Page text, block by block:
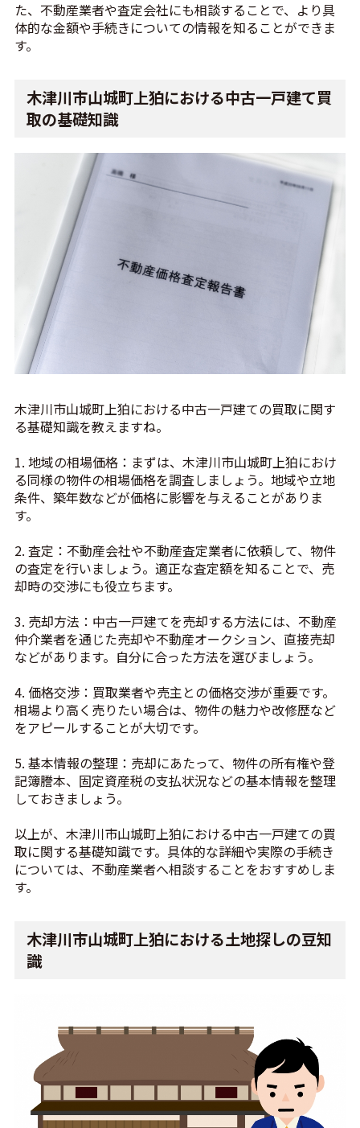
た、不動産業者や査定会社にも相談することで、より具
体的な金額や手続きについての情報を知ることができま
す。
木津川市山城町上狛における中古一戸建て買
取の基礎知識
木津川市山城町上狛における中古一戸建ての買取に関す
る基礎知識を教えますね。
1. 地域の相場価格：まずは、木津川市山城町上狛におけ
る同様の物件の相場価格を調査しましょう。地域や立地
条件、築年数などが価格に影響を与えることがありま
す。
2. 査定：不動産会社や不動産査定業者に依頼して、物件
の査定を行いましょう。適正な査定額を知ることで、売
却時の交渉にも役立ちます。
3. 売却方法：中古一戸建てを売却する方法には、不動産
仲介業者を通じた売却や不動産オークション、直接売却
などがあります。自分に合った方法を選びましょう。
4. 価格交渉：買取業者や売主との価格交渉が重要です。
相場より高く売りたい場合は、物件の魅力や改修歴など
をアピールすることが大切です。
5. 基本情報の整理：売却にあたって、物件の所有権や登
記簿謄本、固定資産税の支払状況などの基本情報を整理
しておきましょう。
以上が、木津川市山城町上狛における中古一戸建ての買
取に関する基礎知識です。具体的な詳細や実際の手続き
については、不動産業者へ相談することをおすすめしま
す。
木津川市山城町上狛における土地探しの豆知
識